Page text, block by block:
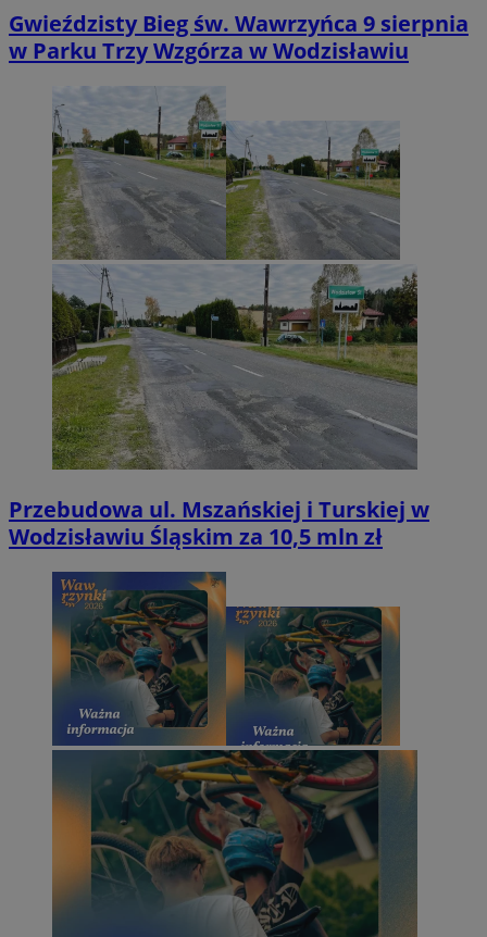
Gwieździsty Bieg św. Wawrzyńca 9 sierpnia
w Parku Trzy Wzgórza w Wodzisławiu
Przebudowa ul. Mszańskiej i Turskiej w
Wodzisławiu Śląskim za 10,5 mln zł